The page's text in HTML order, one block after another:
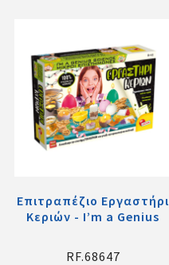
Επιτραπέζιο Εργαστήρι
Κεριών - I’m a Genius
RF.68647